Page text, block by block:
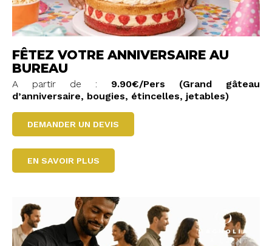
FÊTEZ VOTRE ANNIVERSAIRE AU
BUREAU
A partir de : 9.90€/Pers (Grand gâteau
d’anniversaire, bougies, étincelles, jetables)
DEMANDER UN DEVIS
EN SAVOIR PLUS